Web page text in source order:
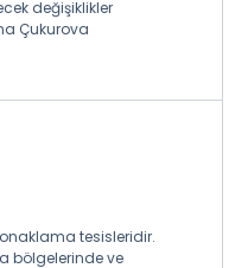
tesisleridir.
bölgelerinde ve